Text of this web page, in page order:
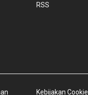
RSS
Kebijakan Cookie